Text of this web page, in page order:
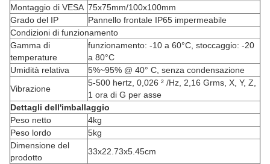
Montaggio di VESA 75x75mm/100x100mm
Grado del IP
Pannello frontale IP65 impermeabile
Condizioni di funzionamento
Gamma di
temperature
funzionamento: -10 a 60°C, stoccaggio: -20
a 80°C
Umidità relativa
5%~95% @ 40° C, senza condensazione
Vibrazione
5-500 hertz, 0,026 ² /Hz, 2,16 Grms, X, Y, Z,
1 ora di G per asse
Dettagli dell'imballaggio
Peso netto
4kg
Peso lordo
5kg
Dimensione del
prodotto
33x22.73x5.45cm